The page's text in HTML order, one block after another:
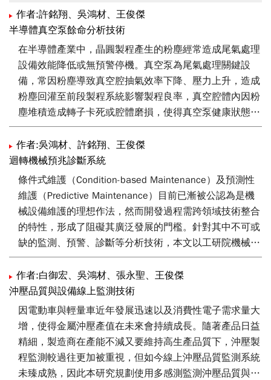
作者:許銘翔、吳鴻材、王俊傑
半導體真空泵餘命分析技術
在半導體產業中，晶圓製程產生的粉塵經常造成尾氣處理
設備效能降低或無預警停機。真空泵為尾氣處理關鍵設
備，常因粉塵導致真空腔抽氣效率下降、壓力上升，造成
粉塵回灌至前段製程系統影響製程良率，真空腔體內因粉
塵堆積造成轉子卡死或腔體磨損，使得真空泵健康狀態監
測日趨重要。本文目標為建立真空泵健康狀態指標，進行
真空泵剩餘壽命預估，提供直觀且簡單的指標，無需透過
專業人員進行解讀即可判斷真空泵目前狀態以及剩餘可運
轉時數，藉此降低真空泵提早下機以及無預警跳機所衍生
的維運及生產成本。
作者:吳鴻材、許銘翔、王俊傑
迴轉機械預兆診斷系統
條件式維護（Condition-based Maintenance）及預測性
維護（Predictive Maintenance）目前已漸被公認為是機
械設備維護的理想作法，然而開發過程需跨領域技術整合
的特性，形成了阻礙其廣泛發展的門檻。針對其中不可或
缺的監測、預警、診斷等分析技術，本文以工研院機械所
團隊所開發的迴轉機械預兆診斷系統為例，進行技術原
理、特色、應用案例等內容的說明，期能引導讀者初步瞭
解相關技術及探討如何進行研發，以期可進一步應用於促
進設備資產的狀態管理與維護效率、趨近零停機生產。
作者:白御宏、吳鴻材、張永聖、王俊傑
沖壓品質與設備線上監測技術
因電動車與輕量車近年發展迅速以及消費性電子需求量大
增，使得金屬沖壓產值在未來會持續成長。隨著產品日益
精細，製造商在產能不減又要維持高生產品質下，沖壓製
程監測較過往更加被重視，但如今線上沖壓品質監測系統
未臻成熟，因此本研究規劃使用多感測監測沖壓品質與潤